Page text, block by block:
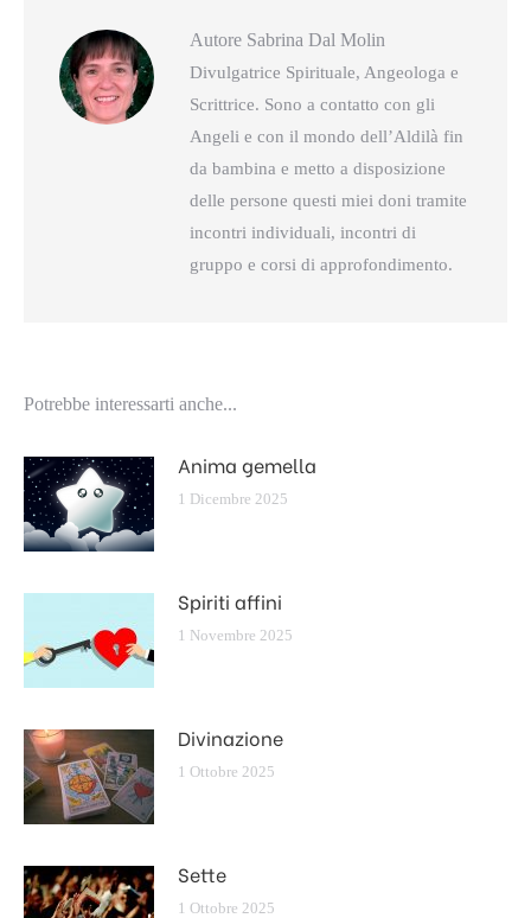
Autore Sabrina Dal Molin
Divulgatrice Spirituale, Angeologa e
Scrittrice. Sono a contatto con gli
Angeli e con il mondo dell’Aldilà fin
da bambina e metto a disposizione
delle persone questi miei doni tramite
incontri individuali, incontri di
gruppo e corsi di approfondimento.
Potrebbe interessarti anche...
Anima gemella
1 Dicembre 2025
Spiriti affini
1 Novembre 2025
Divinazione
1 Ottobre 2025
Sette
1 Ottobre 2025